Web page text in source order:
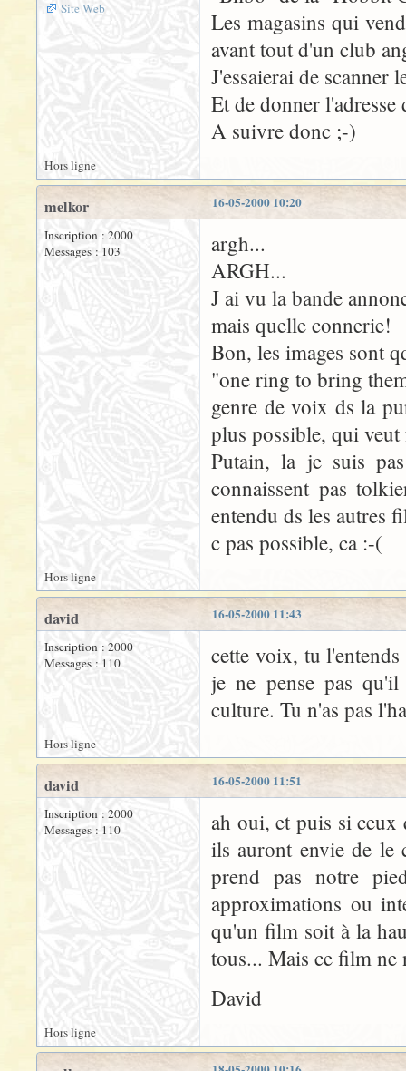
Site Web
Les magasins qui
avant tout d'un club
J'essaierai de scanner
Et de donner
A suivre donc ;-)
Hors ligne
16-05-2000 10:20
melkor
Inscription : 2000
Messages : 103
argh...
ARGH...
J ai vu la bande
mais quelle connerie!
Bon, les images sont
"one ring to bring
genre de voix ds la
plus possible, qui
Putain, la je suis
connaissent pas
entendu ds les autres
c pas possible, ca :-(
Hors ligne
16-05-2000 11:43
david
Inscription : 2000
Messages : 110
cette voix, tu
je ne pense pas
culture. Tu n'as pas
Hors ligne
16-05-2000 11:51
david
Inscription : 2000
Messages : 110
ah oui, et puis si ceux
ils auront envie de le
prend pas notre
approximations ou
qu'un film soit à la
tous... Mais ce film ne
David
Hors ligne